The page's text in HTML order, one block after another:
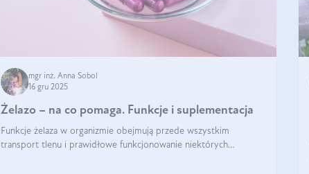
mgr inż. Anna Sobol
16 gru 2025
Żelazo – na co pomaga. Funkcje i suplementacja
Funkcje żelaza w organizmie obejmują przede wszystkim
transport tlenu i prawidłowe funkcjonowanie niektórych